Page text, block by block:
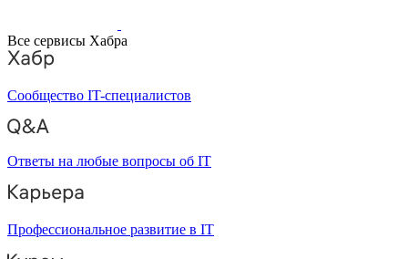
Все сервисы Хабра
Сообщество IT-специалистов
Ответы на любые вопросы об IT
Профессиональное развитие в IT